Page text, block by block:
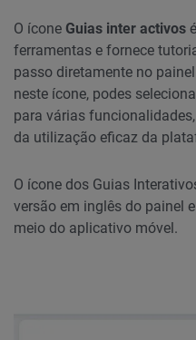
O ícone Guias inter activos
ferramentas e fornece
passo diretamente no
neste ícone, podes
para várias
da utilização eficaz da
O ícone dos Guias
versão em inglês do painel
meio do aplicativo móvel.